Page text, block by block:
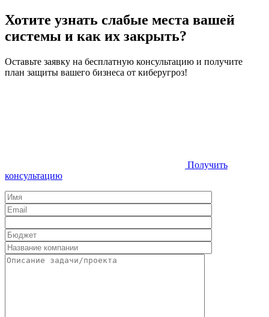
Хотите узнать слабые места вашей
системы и как их закрыть?
Оставьте заявку на бесплатную консультацию и получите
план защиты вашего бизнеса от киберугроз!
Получить
консультацию